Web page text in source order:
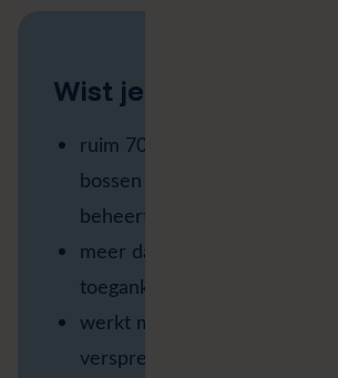
Wist je dat ANB…
ruim 70.000 hectare
bossen en parken in
beheert?
meer dan 300 natuurgebieden
toegankelijk maakt voor
werkt met ongeveer 80
verspreid over Vlaanderen?